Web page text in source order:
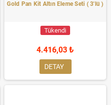
Gold Pan Kit Altın Eleme Seti ( 3'lü )
Tükendi
4.416,03 ₺
DETAY